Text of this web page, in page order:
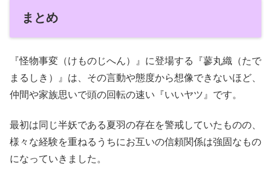
まとめ
『怪物事変（けものじへん）』に登場する『蓼丸織（たで
まるしき）』は、その言動や態度から想像できないほど、
仲間や家族思いで頭の回転の速い『いいヤツ』です。
最初は同じ半妖である夏羽の存在を警戒していたものの、
様々な経験を重ねるうちにお互いの信頼関係は強固なもの
になっていきました。